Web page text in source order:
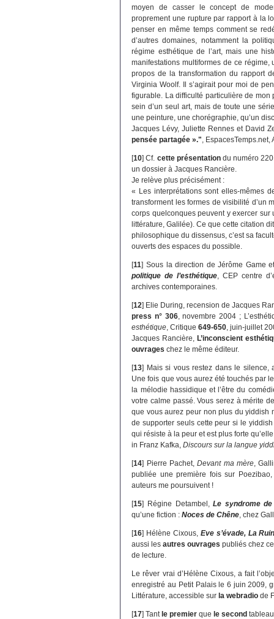
moyen de casser le concept de
proprement une rupture par rapport à la
penser en même temps comment se
d’autres domaines, notamment la
régime esthétique de l’art, mais une
manifestations multiformes de ce régime,
propos de la transformation du rapport
Virginia Woolf. Il s’agirait pour moi de
figurable. La difficulté particulière de mon
sein d’un seul art, mais de toute une
une peinture, une chorégraphie, qu’un
Jacques Lévy, Juliette Rennes et David
pensée partagée »." ,
[10]Cf. cette présentationdu numéro
un dossier à Jacques Rancière.
Je relève plus précisément :
« Les interprétations sont elles-mêmes
transforment les formes de visibilité d’un
corps quelconques peuvent y exercer
littérature, Galilée). Ce que cette citation
philosophique du dissensus, c’est sa
ouverts des espaces du possible.
[11] Sous la direction de Jérôme Game
politique de l’esthétique , CEP centre
archives contemporaines.
[12] Elie During, recension de Jacques
press n° 306, novembre 2004 ;
esthétique , Critique649-650 , juin-juillet
Jacques Rancière,L’inconscient
ouvrages chez le même éditeur.
[13] Mais si vous restez dans le silence,
Une fois que vous aurez été touchés par
la mélodie hassidique et l’être du
votre calme passé. Vous serez à mérite
que vous aurez peur non plus du yiddish
de supporter seuls cette peur si le
qui résiste à la peur et est plus forte
in Franz Kafka,Discours sur la langue
[14] Pierre Pachet,Devant ma mère,
publiée une première fois sur
auteurs me poursuivent !
[15] Régine Detambel,Le syndrome de
qu’une fiction :Noces de Chêne , chez
[16] Hélène Cixous, Eve s’évade, La
aussi lesautres ouvrages publiés chez
de lecture.
Le rêver vrai d’Hélène Cixous, a fait
enregistré au Petit Palais le 6 juin 2009,
Littérature, accessible surla webradio de
[17]Tantle premier quele second